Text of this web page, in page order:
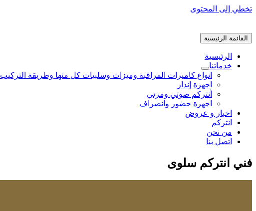
تخطي إلى المحتوى
القائمة الرئيسية
الرئيسية
خدماتنا
انواع كاميرات المراقبة وميزات وسلبيات كل منها وطريقة التركيب
اجهزة إنذار
أنتركم صوتي ومرئي
اجهزة حضور وانصراف
اخبار و عروض
انتركم
من نحن
اتصل بنا
فني انتركم سلوى